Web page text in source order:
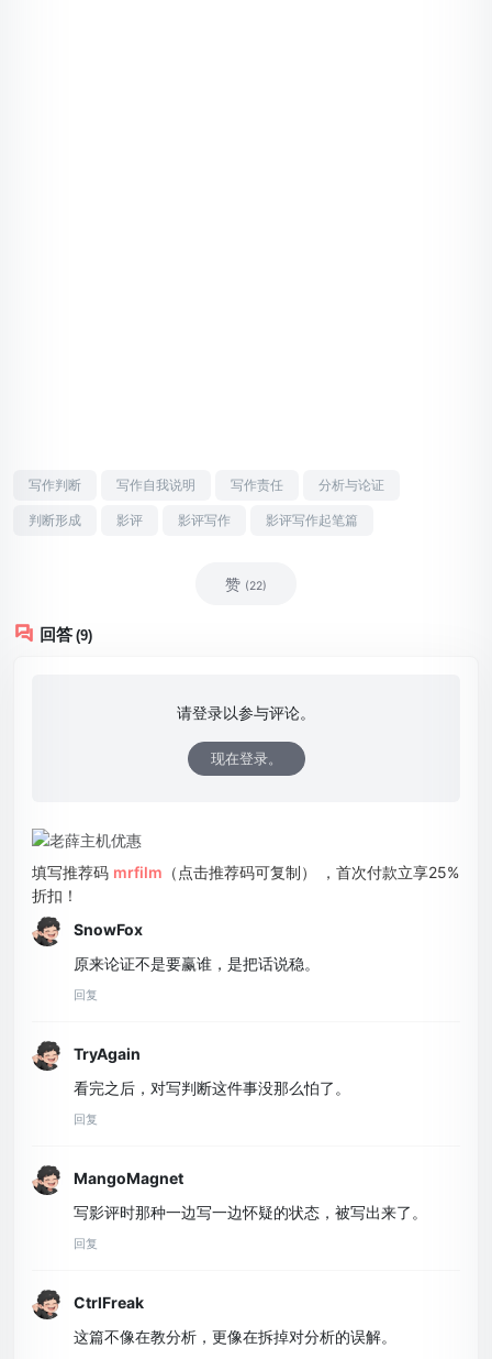
写作判断 写作自我说明 写作责任 分析与论证
判断形成 影评 影评写作 影评写作起笔篇
赞 (22)
回答 (9)
请登录以参与评论。
现在登录。
填写推荐码 mrfilm （点击推荐码可复制） ，首次付款立享25%
折扣！
SnowFox
原来论证不是要赢谁，是把话说稳。
回复
TryAgain
看完之后，对写判断这件事没那么怕了。
回复
MangoMagnet
写影评时那种一边写一边怀疑的状态，被写出来了。
回复
CtrlFreak
这篇不像在教分析，更像在拆掉对分析的误解。